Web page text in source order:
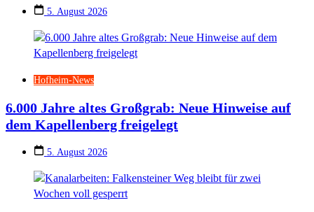
5. August 2026
Hofheim-News
6.000 Jahre altes Großgrab: Neue Hinweise auf
dem Kapellenberg freigelegt
5. August 2026